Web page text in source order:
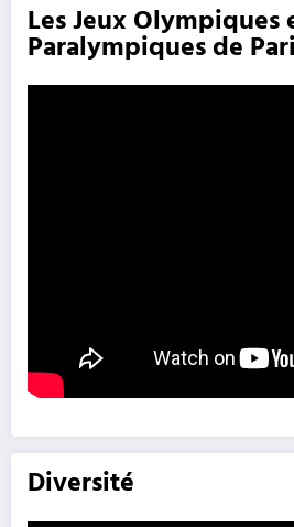
Les Jeux Olympiques
Paralympiques de
Diversité